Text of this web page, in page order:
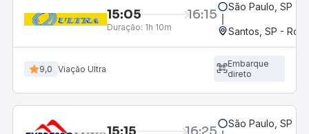
15:05 16:15
Duração: 1h 10m
São Paulo, SP -
Santos, SP -
9,0 Viação Ultra
Embarque
direto
15:15 16:25 São Paulo, SP -